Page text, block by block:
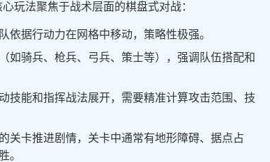
玩法聚焦于战术层面的棋盘式对战：
依据行动力在网格中移动，策略性极强。
如骑兵、枪兵、弓兵、策士等），强调队伍搭配和
技能和指挥战法展开，需要精准计算攻击范围、技
关卡推进剧情，关卡中通常有地形障碍、据点占
。